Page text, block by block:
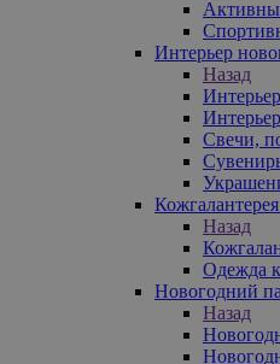
Интерьер
Назад
Свечи,
Назад
Одежда
Новогодний
Назад